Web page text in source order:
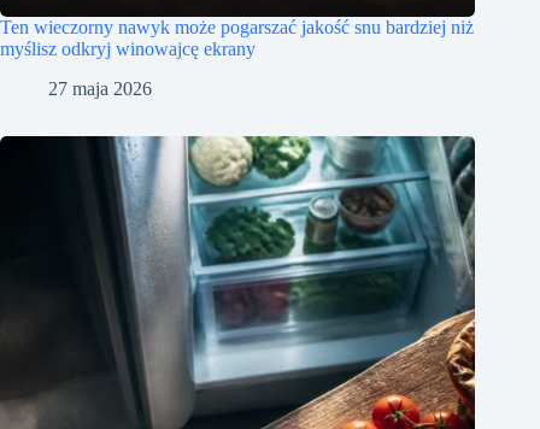
Ten wieczorny nawyk może pogarszać jakość snu bardziej niż
myślisz odkryj winowajcę ekrany
27 maja 2026